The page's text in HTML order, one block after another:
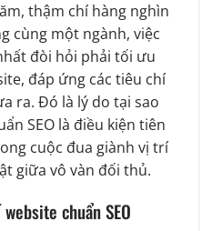
thậm chí hàng nghìn
cùng một ngành, việc
đòi hỏi phải tối ưu
đáp ứng các tiêu chí
ra. Đó là lý do tại sao
SEO là điều kiện tiên
cuộc đua giành vị trí
giữa vô vàn đối thủ.
chuẩn SEO